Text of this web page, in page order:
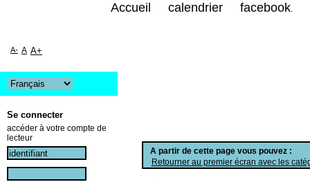
A partir de cette page vous pouvez :
Retourner au premier écran avec les
Accueil calendrier facebook.
A- A A+
Se connecter
accéder à votre compte de
lecteur